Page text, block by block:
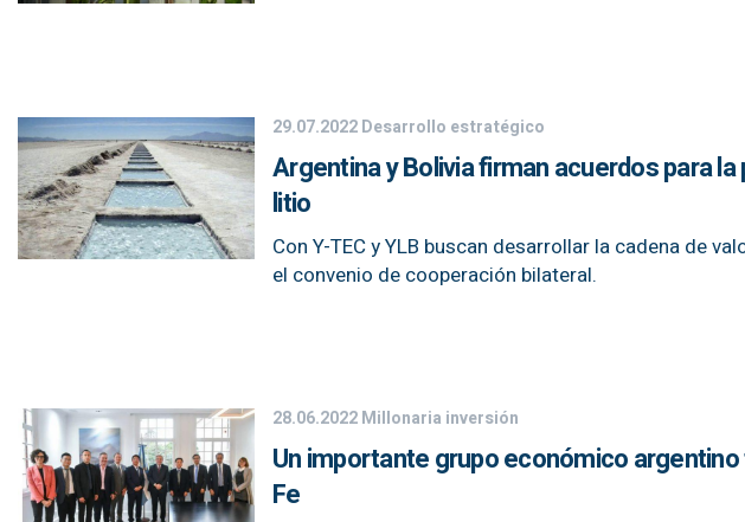
29.07.2022Desarrollo estratégico
Argentina y Bolivia firman acuerdos para
litio
Con Y-TEC y YLB buscan desarrollar la cadena de
el convenio de cooperación bilateral.
28.06.2022Millonaria inversión
Un importante grupo económico
Fe